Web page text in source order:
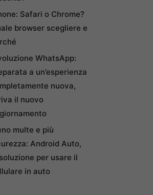
Safari o Chrome?
browser scegliere e
WhatsApp:
a un’esperienza
nuova,
il nuovo
multe e più
Android Auto,
per usare il
in auto